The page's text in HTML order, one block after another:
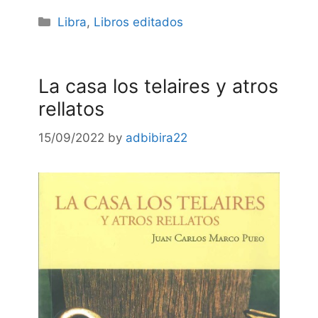
Categories
Libra, Libros editados
La casa los telaires y atros
rellatos
15/09/2022 by adbibira22